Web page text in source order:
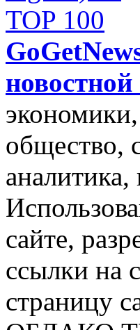
общество,
сайте,
ссылки на
страницу